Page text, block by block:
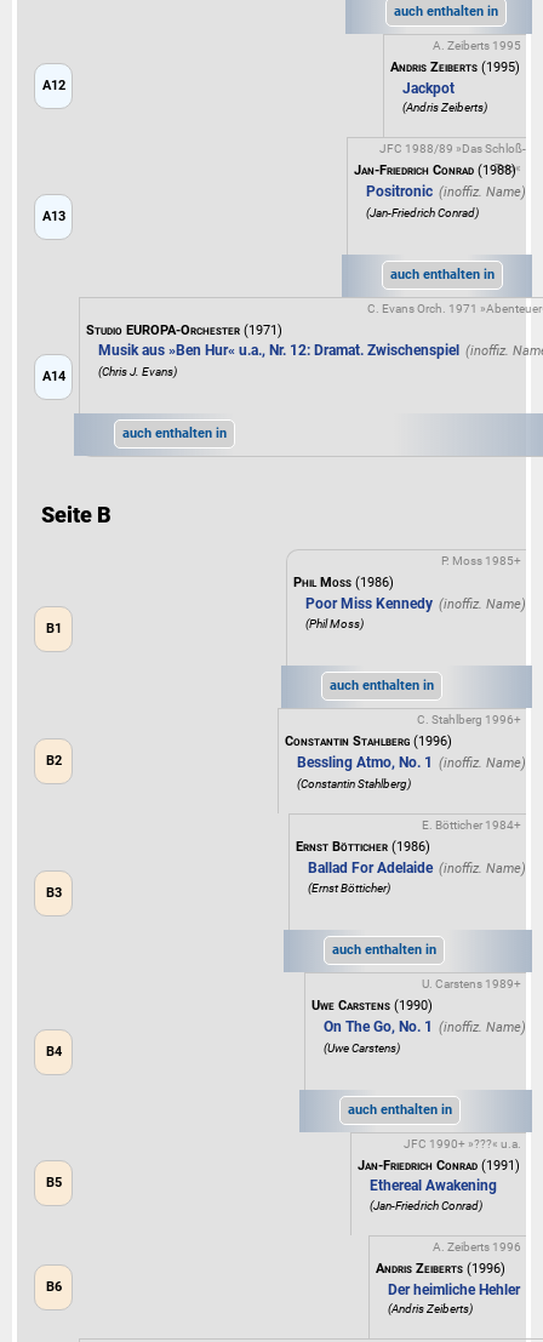
auch enthalten in
A12
A. Zeiberts 1995
Andris Zeiberts (1995)
Jackpot
(Andris Zeiberts)
A13
JFC 1988/89 »Das Schloß-
Trio«
Jan-Friedrich Conrad (1988)
Positronic
(Jan-Friedrich Conrad)
auch enthalten in
A14
C. Evans Orch. 1971
Studio EUROPA-Orchester (1971)
Musik aus »Ben Hur« u.a., Nr. 12: Dramat. Zwischenspiel
(Chris J. Evans)
auch enthalten in
Seite B
B1
P. Moss 1985+
Phil Moss (1986)
Poor Miss Kennedy
(Phil Moss)
auch enthalten in
B2
C. Stahlberg 1996+
Constantin Stahlberg (1996)
Bessling Atmo, No. 1
(Constantin Stahlberg)
B3
E. Bötticher 1984+
Ernst Bötticher (1986)
Ballad For Adelaide
(Ernst Bötticher)
auch enthalten in
B4
U. Carstens 1989+
Uwe Carstens (1990)
On The Go, No. 1
(Uwe Carstens)
auch enthalten in
B5
JFC 1990+ »???« u.a.
Jan-Friedrich Conrad (1991)
Ethereal Awakening
(Jan-Friedrich Conrad)
B6
A. Zeiberts 1996
Andris Zeiberts (1996)
Der heimliche Hehler
(Andris Zeiberts)